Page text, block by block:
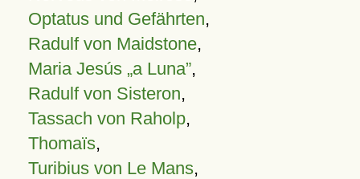
Optatus und Gefährten,
Radulf von Maidstone,
Maria Jesús „a Luna”,
Radulf von Sisteron,
Tassach von Raholp,
Thomaïs,
Turibius von Le Mans,